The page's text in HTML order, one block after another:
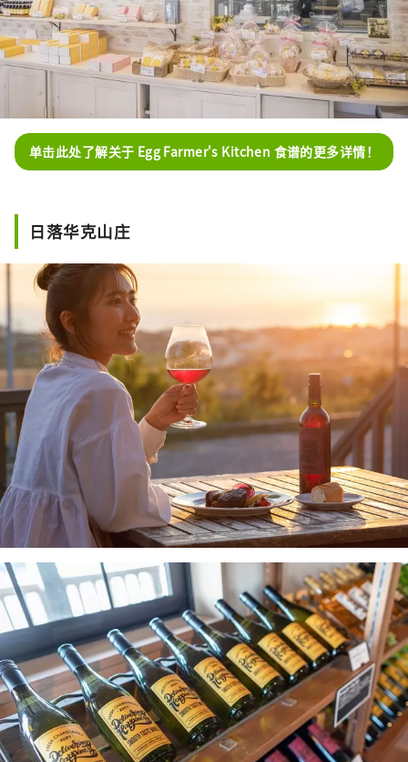
单击此处了解关于 Egg Farmer's Kitchen 食谱的更多详情！
日落华克山庄